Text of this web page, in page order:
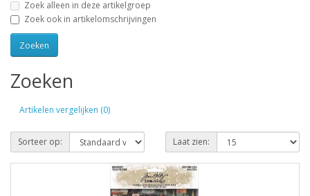
Zoek alleen in deze artikelgroep
Zoek ook in artikelomschrijvingen
Zoeken
Artikelen vergelijken (0)
Sorteer op: Laat zien: